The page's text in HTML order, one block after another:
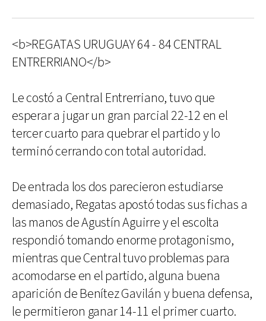
<b>REGATAS URUGUAY 64 - 84 CENTRAL
ENTRERRIANO</b>
Le costó a Central Entrerriano, tuvo que
esperar a jugar un gran parcial 22-12 en el
tercer cuarto para quebrar el partido y lo
terminó cerrando con total autoridad.
De entrada los dos parecieron estudiarse
demasiado, Regatas apostó todas sus fichas a
las manos de Agustín Aguirre y el escolta
respondió tomando enorme protagonismo,
mientras que Central tuvo problemas para
acomodarse en el partido, alguna buena
aparición de Benítez Gavilán y buena defensa,
le permitieron ganar 14-11 el primer cuarto.